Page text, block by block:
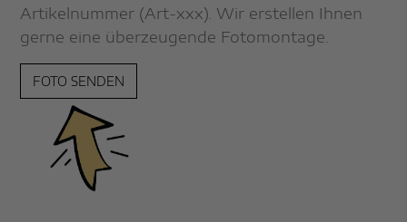
Artikelnummer (Art-xxx). Wir erstellen Ihnen
gerne eine überzeugende Fotomontage.
FOTO SENDEN